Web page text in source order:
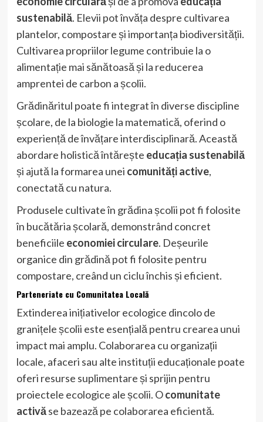
sustenabilă. Elevii pot învăța despre cultivarea
plantelor, compostare și importanța biodiversității.
Cultivarea propriilor legume contribuie la o
alimentație mai sănătoasă și la reducerea
amprentei de carbon a școlii.
Grădinăritul poate fi integrat în diverse discipline
școlare, de la biologie la matematică, oferind o
experiență de învățare interdisciplinară. Această
abordare holistică întărește educația sustenabilă
și ajută la formarea unei comunități active,
conectată cu natura.
Produsele cultivate în grădina școlii pot fi folosite
în bucătăria școlară, demonstrând concret
beneficiile economiei circulare. Deșeurile
organice din grădină pot fi folosite pentru
compostare, creând un ciclu închis și eficient.
Parteneriate cu Comunitatea Locală
Extinderea inițiativelor ecologice dincolo de
granițele școlii este esențială pentru crearea unui
impact mai amplu. Colaborarea cu organizații
locale, afaceri sau alte instituții educaționale poate
oferi resurse suplimentare și sprijin pentru
proiectele ecologice ale școlii. Ocomunitate
activăse bazează pe colaborarea eficientă.